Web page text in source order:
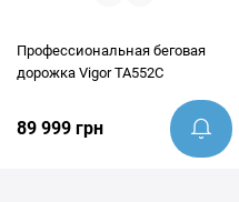
Профессиональная беговая
дорожка Vigor TA552C
89 999 грн